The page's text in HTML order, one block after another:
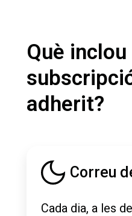
Què inclou
adherit?
Correu
Cada dia, a les